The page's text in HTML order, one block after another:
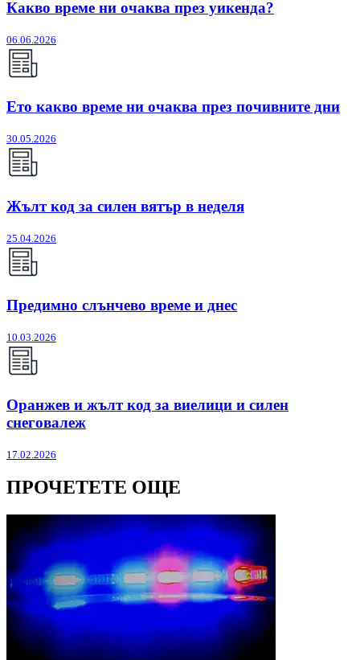
Какво време ни очаква през уикенда?
06.06.2026
Ето какво време ни очаква през почивните дни
30.05.2026
Жълт код за силен вятър в неделя
25.04.2026
Предимно слънчево време и днес
10.03.2026
Оранжев и жълт код за виелици и силен
снеговалеж
17.02.2026
ПРОЧЕТЕТЕ ОЩЕ